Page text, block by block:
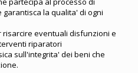
la qualita' di ogni
eventuali disfunzioni e
riparatori
sull'integrita' dei beni che